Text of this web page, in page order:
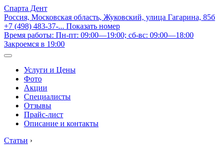
Спарта Дент
Россия, Московская область, Жуковский, улица Гагарина, 85б
+7 (498) 483-37-... Показать номер
Время работы: Пн-пт: 09:00—19:00; сб-вс: 09:00—18:00
Закроемся в 19:00
Услуги и Цены
Фото
Акции
Специалисты
Отзывы
Прайс-лист
Описание и контакты
Статьи ›